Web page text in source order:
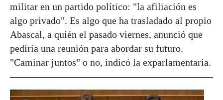
militar en un partido político: "la afiliación es
algo privado". Es algo que ha trasladado al propio
Abascal, a quién el pasado viernes, anunció que
pediría una reunión para abordar su futuro.
"Caminar juntos" o no, indicó la exparlamentaria.